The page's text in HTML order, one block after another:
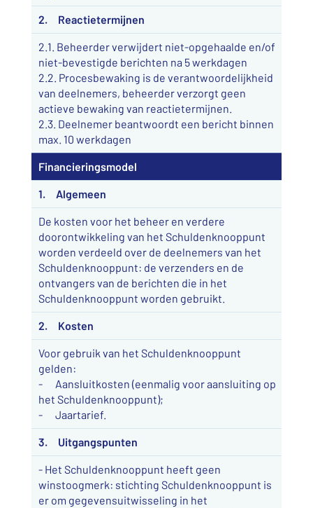
2. Reactietermijnen
2.1. Beheerder verwijdert niet-opgehaalde en/of
niet-bevestigde berichten na 5 werkdagen
2.2. Procesbewaking is de verantwoordelijkheid
van deelnemers, beheerder verzorgt geen
actieve bewaking van reactietermijnen.
2.3. Deelnemer beantwoordt een bericht binnen
max. 10 werkdagen
Financieringsmodel
1. Algemeen
De kosten voor het beheer en verdere
doorontwikkeling van het Schuldenknooppunt
worden verdeeld over de deelnemers van het
Schuldenknooppunt: de verzenders en de
ontvangers van de berichten die in het
Schuldenknooppunt worden gebruikt.
2. Kosten
Voor gebruik van het Schuldenknooppunt
gelden:
- Aansluitkosten (eenmalig voor aansluiting op
het Schuldenknooppunt);
- Jaartarief.
3. Uitgangspunten
- Het Schuldenknooppunt heeft geen
winstoogmerk: stichting Schuldenknooppunt is
er om gegevensuitwisseling in het